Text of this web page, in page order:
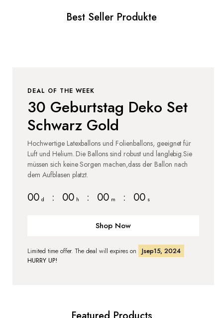
Best Seller Produkte
DEAL OF THE WEEK
30 Geburtstag Deko Set
Schwarz Gold
Hochwertige Latexballons und Folienballons, geeignet für
Luft und Helium. Die Ballons sind robust und langlebig.Sie
müssen sich keine Sorgen machen,dass der Ballon nach
dem Aufblasen platzt.
00 d : 00 h : 00 m : 00 s
Shop Now
Limited time offer. The deal will expires on
Jsep15, 2024
HURRY UP!